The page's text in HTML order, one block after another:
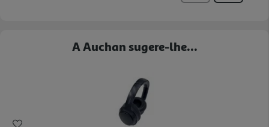
A Auchan sugere-lhe...